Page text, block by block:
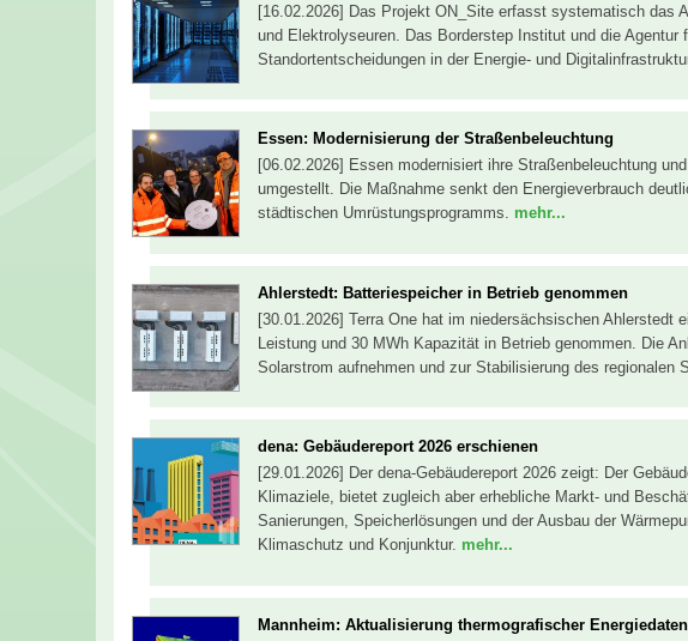
[16.02.2026] Das Projekt ON_Site erfasst systematisch das
und Elektrolyseuren. Das Borderstep Institut und die Agentur
Standortentscheidungen in der Energie- und
Essen: Modernisierung der Straßenbeleuchtung
[06.02.2026] Essen modernisiert ihre Straßenbeleuchtung
umgestellt. Die Maßnahme senkt den Energieverbrauch
städtischen Umrüstungsprogramms. mehr...
Ahlerstedt: Batteriespeicher in Betrieb genommen
[30.01.2026] Terra One hat im niedersächsischen Ahlerstedt
Leistung und 30 MWh Kapazität in Betrieb genommen. Die
Solarstrom aufnehmen und zur Stabilisierung des regionalen
dena: Gebäudereport 2026 erschienen
[29.01.2026] Der dena-Gebäudereport 2026 zeigt: Der
Klimaziele, bietet zugleich aber erhebliche Markt- und
Sanierungen, Speicherlösungen und der Ausbau der
Klimaschutz und Konjunktur. mehr...
Mannheim: Aktualisierung thermografischer Energiedaten